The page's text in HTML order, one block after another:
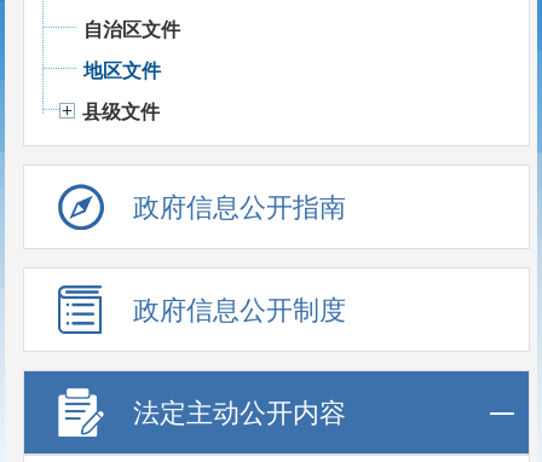
自治区文件
地区文件
县级文件
政府信息公开指南
政府信息公开制度
法定主动公开内容